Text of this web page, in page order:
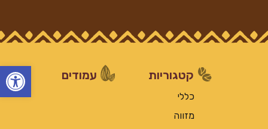
קטגוריות
כללי
מזווה
עמודים